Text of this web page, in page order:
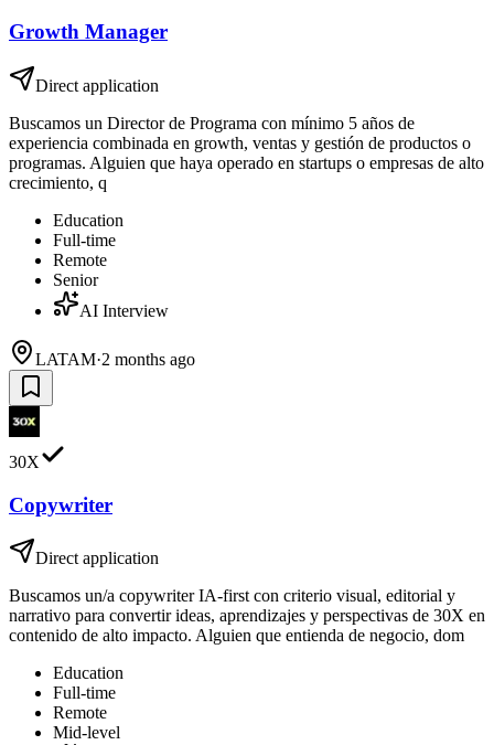
Growth Manager
Direct application
Buscamos un Director de Programa con mínimo 5 años de
experiencia combinada en growth, ventas y gestión de productos o
programas. Alguien que haya operado en startups o empresas de alto
crecimiento, q
Education
Full-time
Remote
Senior
AI Interview
LATAM·2 months ago
30X
Copywriter
Direct application
Buscamos un/a copywriter IA-first con criterio visual, editorial y
narrativo para convertir ideas, aprendizajes y perspectivas de 30X en
contenido de alto impacto. Alguien que entienda de negocio, dom
Education
Full-time
Remote
Mid-level